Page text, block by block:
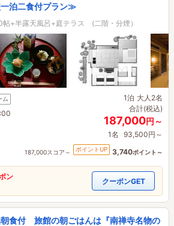
泊二食付プラン≫
帖+半露天風呂+庭テラス (二階・分煙）
ム
1泊 大人2名
合計(税込)
187,000円～
1名 93,500円～
187,000スコア～ ポイントUP 3,740ポイント～
ン
クーポンGET
朝食付 旅館の朝ごはんは『南禅寺名物の